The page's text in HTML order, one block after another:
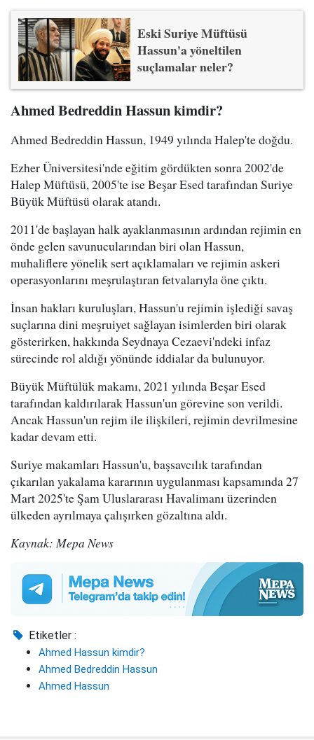
Eski Suriye Müftüsü
Hassun'a yöneltilen
suçlamalar neler?
Ahmed Bedreddin Hassun kimdir?
Ahmed Bedreddin Hassun, 1949 yılında Halep'te doğdu.
Ezher Üniversitesi'nde eğitim gördükten sonra 2002'de
Halep Müftüsü, 2005'te ise Beşar Esed tarafından Suriye
Büyük Müftüsü olarak atandı.
2011'de başlayan halk ayaklanmasının ardından rejimin en
önde gelen savunucularından biri olan Hassun,
muhaliflere yönelik sert açıklamaları ve rejimin askeri
operasyonlarını meşrulaştıran fetvalarıyla öne çıktı.
İnsan hakları kuruluşları, Hassun'u rejimin işlediği savaş
suçlarına dini meşruiyet sağlayan isimlerden biri olarak
gösterirken, hakkında Seydnaya Cezaevi'ndeki infaz
sürecinde rol aldığı yönünde iddialar da bulunuyor.
Büyük Müftülük makamı, 2021 yılında Beşar Esed
tarafından kaldırılarak Hassun'un görevine son verildi.
Ancak Hassun'un rejim ile ilişkileri, rejimin devrilmesine
kadar devam etti.
Suriye makamları Hassun'u, başsavcılık tarafından
çıkarılan yakalama kararının uygulanması kapsamında 27
Mart 2025'te Şam Uluslararası Havalimanı üzerinden
ülkeden ayrılmaya çalışırken gözaltına aldı.
Kaynak: Mepa News
Etiketler :
Ahmed Hassun kimdir?
Ahmed Bedreddin Hassun
Ahmed Hassun